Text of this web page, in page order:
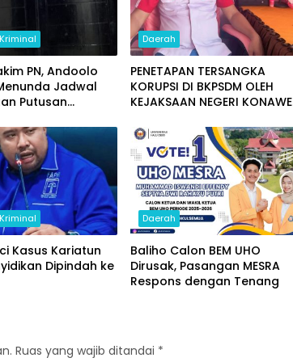
PN, Andoolo
Jadwal
Putusan
AP,
Demi Kepastian
Segera
Vonis
Daerah
PENETAPAN TERSANGKA
KORUPSI DI BKPSDM OLEH
KEJAKSAAN NEGERI KONAWE
MENYENTUH AKTOR UTAMA
Kasus Kariatun
Dipindah ke
Daerah
Baliho Calon BEM UHO
Dirusak, Pasangan MESRA
Respons dengan Tenang
Ruas yang wajib ditandai *